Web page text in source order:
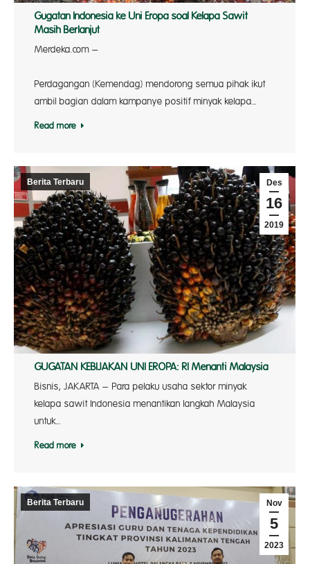
Gugatan Indonesia ke Uni Eropa soal Kelapa Sawit
Masih Berlanjut
Merdeka.com –
Perdagangan (Kemendag) mendorong semua pihak ikut
ambil bagian dalam kampanye positif minyak kelapa…
Read more
Des
16
2019
Berita Terbaru
GUGATAN KEBIJAKAN UNI EROPA: RI Menanti Malaysia
Bisnis, JAKARTA – Para pelaku usaha sektor minyak
kelapa sawit Indonesia menantikan langkah Malaysia
untuk…
Read more
Nov
5
2023
Berita Terbaru